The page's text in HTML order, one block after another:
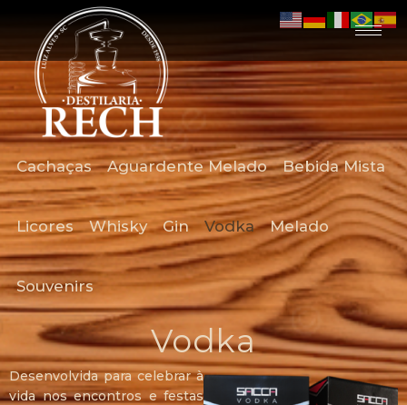
Cachaças Aguardente Melado Bebida Mista
Licores Whisky Gin Vodka Melado
Souvenirs
Vodka
Desenvolvida para celebrar à
vida nos encontros e festas